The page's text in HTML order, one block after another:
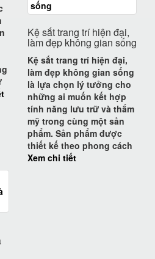
Kệ sắt trang trí hiện đại,
làm đẹp không gian sống
Kệ sắt trang trí hiện đại,
làm đẹp không gian sống
là lựa chọn lý tưởng cho
những ai muốn kết hợp
tính năng lưu trữ và thẩm
mỹ trong cùng một sản
phẩm. Sản phẩm được
thiết kế theo phong cách
Xem chi tiết